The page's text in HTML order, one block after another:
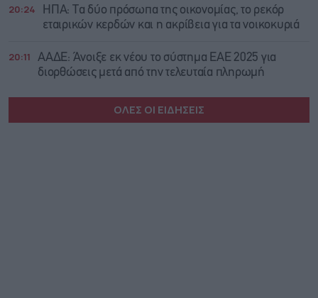
20:24
ΗΠΑ: Τα δύο πρόσωπα της οικονομίας, το ρεκόρ
εταιρικών κερδών και η ακρίβεια για τα νοικοκυριά
20:11
ΑΑΔΕ: Άνοιξε εκ νέου το σύστημα ΕΑΕ 2025 για
διορθώσεις μετά από την τελευταία πληρωμή
ΟΛΕΣ ΟΙ ΕΙΔΗΣΕΙΣ